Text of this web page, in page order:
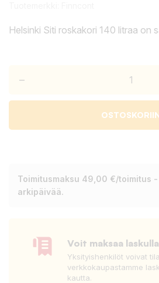
Helsinki Siti roskakori 140 litraa on
–
Toimitusmaksu 49,00 €/toimitus
arkipäivää.
Voit maksaa laskulla
Yksityishenkilöt voivat
verkkokaupastamme
kautta.